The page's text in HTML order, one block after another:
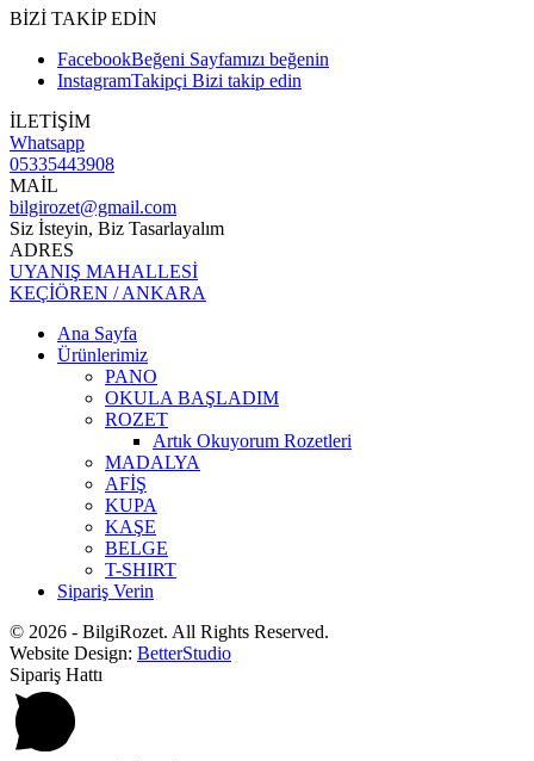
BİZİ TAKİP EDİN
FacebookBeğeni Sayfamızı beğenin
InstagramTakipçi Bizi takip edin
İLETİŞİM
Whatsapp
05335443908
MAİL
bilgirozet@gmail.com
Siz İsteyin, Biz Tasarlayalım
ADRES
UYANIŞ MAHALLESİ
KEÇİÖREN / ANKARA
Ana Sayfa
Ürünlerimiz
PANO
OKULA BAŞLADIM
ROZET
Artık Okuyorum Rozetleri
MADALYA
AFİŞ
KUPA
KAŞE
BELGE
T-SHIRT
Sipariş Verin
© 2026 - BilgiRozet. All Rights Reserved.
Website Design: BetterStudio
Sipariş Hattı